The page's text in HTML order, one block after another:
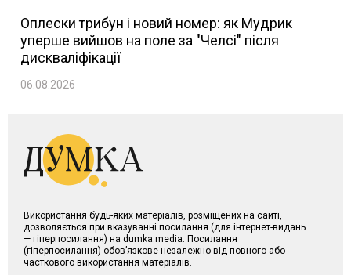
Оплески трибун і новий номер: як Мудрик
уперше вийшов на поле за "Челсі" після
дискваліфікації
06.08.2026
Використання будь-яких матеріалів, розміщених на сайті,
дозволяється при вказуванні посилання (для інтернет-видань
— гіперпосилання) на dumka.media. Посилання
(гіперпосилання) обов’язкове незалежно від повного або
часткового використання матеріалів.